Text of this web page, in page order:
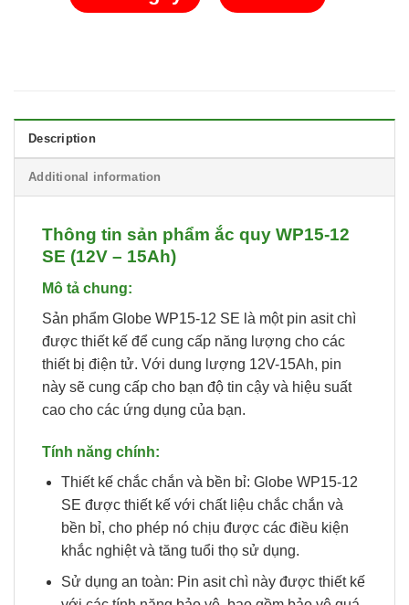
Description
Additional information
Thông tin sản phẩm ắc quy WP15-12
SE (12V – 15Ah)
Mô tả chung:
Sản phẩm Globe WP15-12 SE là một pin asit chì
được thiết kế để cung cấp năng lượng cho các
thiết bị điện tử. Với dung lượng 12V-15Ah, pin
này sẽ cung cấp cho bạn độ tin cậy và hiệu suất
cao cho các ứng dụng của bạn.
Tính năng chính:
Thiết kế chắc chắn và bền bỉ: Globe WP15-12
SE được thiết kế với chất liệu chắc chắn và
bền bỉ, cho phép nó chịu được các điều kiện
khắc nghiệt và tăng tuổi thọ sử dụng.
Sử dụng an toàn: Pin asit chì này được thiết kế